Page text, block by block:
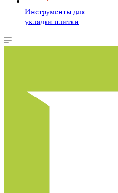
Инструменты для
укладки плитки